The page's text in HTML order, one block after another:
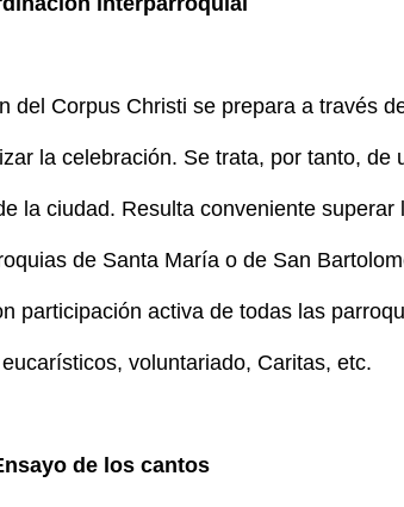
del Corpus Christi se prepara a través
la celebración. Se trata, por tanto, de
la ciudad. Resulta conveniente superar
de Santa María o de San
participación activa de todas las
voluntariado, Caritas, etc.
de los cantos